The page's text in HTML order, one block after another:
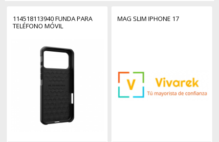
114518113940 FUNDA PARA
TELÉFONO MÓVIL
MAG SLIM IPHONE 17